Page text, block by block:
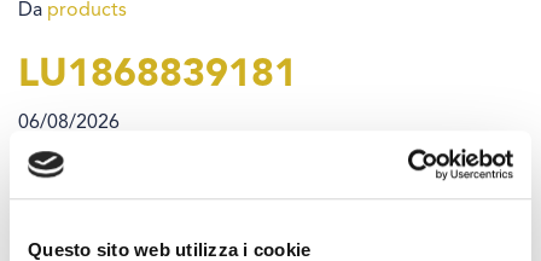
Questo sito web utilizza i cookie
Da products
LU1868839181
06/08/2026
Daproducts
LU0570870567